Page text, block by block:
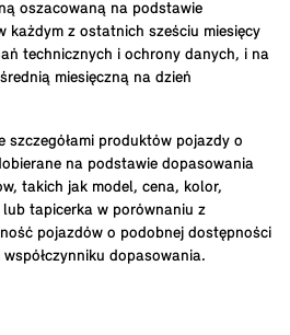
oszacowaną na podstawie
każdym z ostatnich sześciu miesięcy
technicznych i ochrony danych, i na
miesięczną na dzień
szczegółami produktów pojazdy o
na podstawie dopasowania
takich jak model, cena, kolor,
tapicerka w porównaniu z
pojazdów o podobnej dostępności
dopasowania.